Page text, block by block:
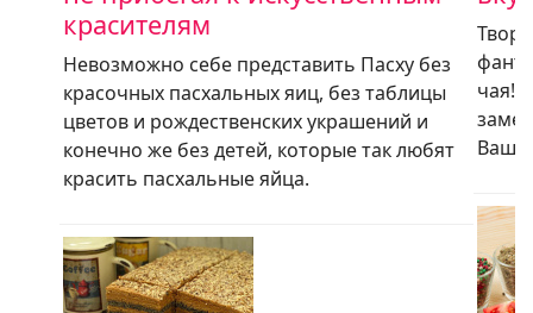
красителям
Невозможно себе представить Пасху без
красочных пасхальных яиц, без таблицы
цветов и рождественских украшений и
конечно же без детей, которые так любят
красить пасхальные яйца.
чая!